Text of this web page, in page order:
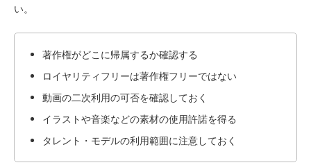
い。
著作権がどこに帰属するか確認する
ロイヤリティフリーは著作権フリーではない
動画の二次利用の可否を確認しておく
イラストや音楽などの素材の使用許諾を得る
タレント・モデルの利用範囲に注意しておく